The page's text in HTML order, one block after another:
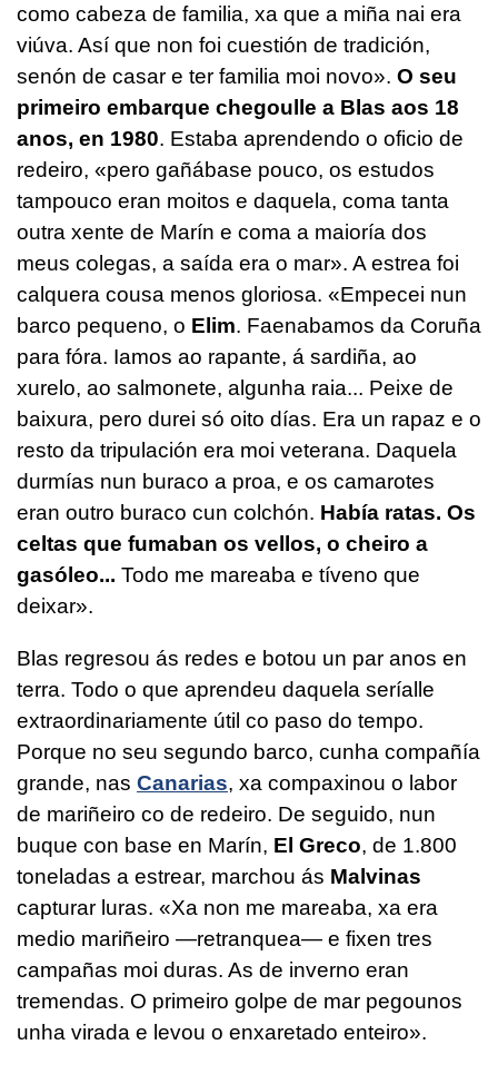
como cabeza de familia, xa que a miña nai era
viúva. Así que non foi cuestión de tradición,
senón de casar e ter familia moi novo». O seu
primeiro embarque chegoulle a Blas aos 18
anos, en 1980. Estaba aprendendo o oficio de
redeiro, «pero gañábase pouco, os estudos
tampouco eran moitos e daquela, coma tanta
outra xente de Marín e coma a maioría dos
meus colegas, a saída era o mar». A estrea foi
calquera cousa menos gloriosa. «Empecei nun
barco pequeno, o Elim. Faenabamos da Coruña
para fóra. Iamos ao rapante, á sardiña, ao
xurelo, ao salmonete, algunha raia... Peixe de
baixura, pero durei só oito días. Era un rapaz e o
resto da tripulación era moi veterana. Daquela
durmías nun buraco a proa, e os camarotes
eran outro buraco cun colchón. Había ratas. Os
celtas que fumaban os vellos, o cheiro a
gasóleo... Todo me mareaba e tíveno que
deixar».
Blas regresou ás redes e botou un par anos en
terra. Todo o que aprendeu daquela seríalle
extraordinariamente útil co paso do tempo.
Porque no seu segundo barco, cunha compañía
grande, nas Canarias, xa compaxinou o labor
de mariñeiro co de redeiro. De seguido, nun
buque con base en Marín, El Greco, de 1.800
toneladas a estrear, marchou ás Malvinas
capturar luras. «Xa non me mareaba, xa era
medio mariñeiro —retranquea— e fixen tres
campañas moi duras. As de inverno eran
tremendas. O primeiro golpe de mar pegounos
unha virada e levou o enxaretado enteiro».